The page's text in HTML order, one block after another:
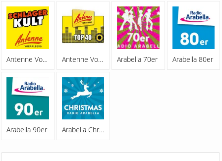
Antenne Vorarlberg Schlagerkult Antenne Vorarlberg Top 40 Arabella 70er Arabella 80er
Arabella 90er Arabella Christmas